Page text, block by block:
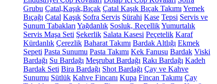
Grubu Çatal,Kaşık,Bıçak Çatal Kaşık Bıçak Takımı Yemek
Bıçağı Çatal Kaşık Sofra Servis Sürahi Kase Tepsi Servis ve
Sunum Tabakları Yağdanlık Sosluk, ReçellikYumurtalık
Servis Maşa Seti Şekerlik Salata Kasesi Peçetelik Karaf
Kürdanlık Çerezlik Baharat Takımı Bardak Altlığı Ekmek
Sepeti Pasta Sunumu Pasta Takımı Kek Fanusu Bardak Viski
Bardağı Su Bardağı Meşrubat Bardağı Rakı Bardağı Kadeh
Bardak Seti Bira Bardağı Shot Bardağı Çay ve Kahve
Sunumu Sütlük Kahve Fincanı Kupa Fincan Takımı Çay